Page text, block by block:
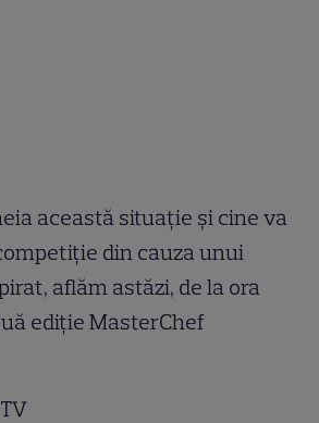
această situație și cine va
din cauza unui
aflăm astăzi, de la ora
ediție MasterChef